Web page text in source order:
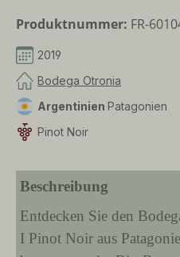
Produktnummer: FR-
2019
Bodega Otronia
Argentinien Patagonien
Pinot Noir
Beschreibung
Entdecken Sie den
I Pinot Noir aus